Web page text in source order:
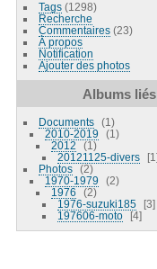
Tags(1298)
Recherche
Commentaires(23)
À propos
Notification
Ajouter des photos
Albums liés
Documents
1
2010-2019
1
2012
1
20121125-divers
1
Photos
2
1970-1979
2
1976
2
1976-suzuki185
3
197606-moto
4